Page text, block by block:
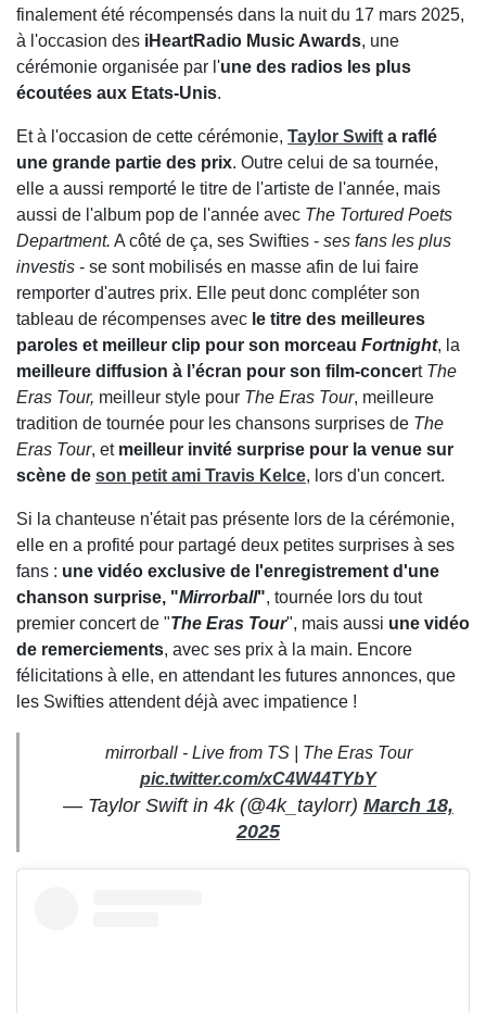
finalement été récompensés dans la nuit du 17 mars 2025,
à l'occasion des iHeartRadio Music Awards, une
cérémonie organisée par l'une des radios les plus
écoutées aux Etats-Unis.
Et à l'occasion de cette cérémonie, Taylor Swift a raflé
une grande partie des prix. Outre celui de sa tournée,
elle a aussi remporté le titre de l'artiste de l'année, mais
aussi de l'album pop de l'année avec The Tortured Poets
Department. A côté de ça, ses Swifties - ses fans les plus
investis - se sont mobilisés en masse afin de lui faire
remporter d'autres prix. Elle peut donc compléter son
tableau de récompenses avec le titre des meilleures
paroles et meilleur clip pour son morceau Fortnight, la
meilleure diffusion à l’écran pour son film-concert The
Eras Tour, meilleur style pour The Eras Tour, meilleure
tradition de tournée pour les chansons surprises de The
Eras Tour, et meilleur invité surprise pour la venue sur
scène de son petit ami Travis Kelce, lors d'un concert.
Si la chanteuse n'était pas présente lors de la cérémonie,
elle en a profité pour partagé deux petites surprises à ses
fans : une vidéo exclusive de l'enregistrement d'une
chanson surprise, "Mirrorball", tournée lors du tout
premier concert de "The Eras Tour", mais aussi une vidéo
de remerciements, avec ses prix à la main. Encore
félicitations à elle, en attendant les futures annonces, que
les Swifties attendent déjà avec impatience !
mirrorball - Live from TS | The Eras Tour
pic.twitter.com/xC4W44TYbY
— Taylor Swift in 4k (@4k_taylorr) March 18,
2025